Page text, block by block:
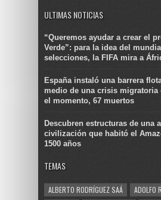
ULTIMAS NOTICIAS
“Queremos ayudar a crear el
Verde”: para la idea del
selecciones, la FIFA mira a
España instaló una barrera
medio de una crisis migratoria
el momento, 67 muertos
Descubren estructuras de una
civilización que habitó el
1500 años
TEMAS
ALBERTO RODRÍGUEZ SAÁ
ADOLFO